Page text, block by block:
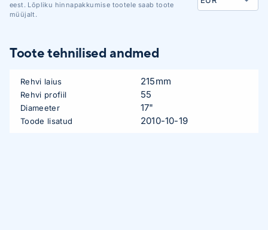
eest. Lõpliku hinnapakkumise tootele saab toote
müüjalt.
Toote tehnilised andmed
Rehvi laius 215mm
Rehvi profiil 55
Diameeter 17"
Toode lisatud 2010-10-19